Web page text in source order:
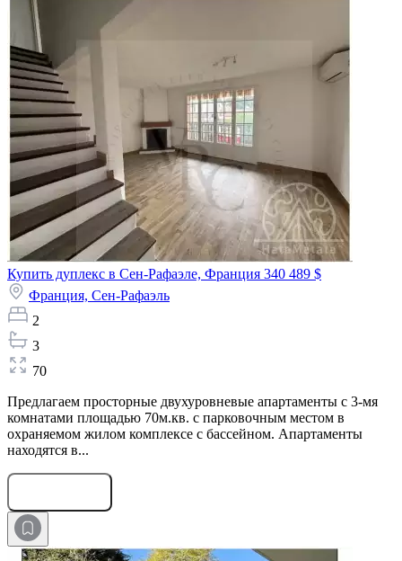
Купить дуплекс в Сен-Рафаэле, Франция 340 489 $
Франция, Сен-Рафаэль
2
3
70
Предлагаем просторные двухуровневые апартаменты с 3-мя
комнатами площадью 70м.кв. с парковочным местом в
охраняемом жилом комплексе с бассейном. Апартаменты
находятся в...